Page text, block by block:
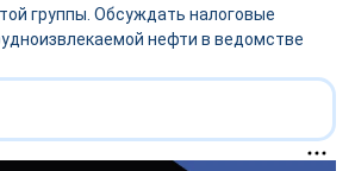
группы. Обсуждать налоговые
нефти в ведомстве